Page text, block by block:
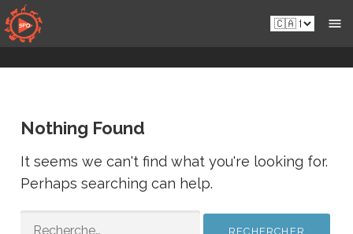
Skip
to
content
fr-
ca.sportsmansparadiseonline.com
Nothing Found
It seems we can't find what you're looking for.
Perhaps searching can help.